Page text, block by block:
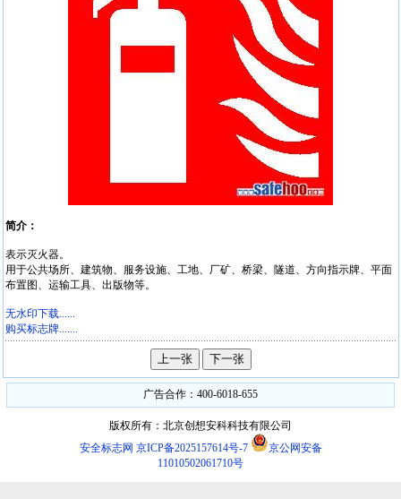
简介：
表示灭火器。
用于公共场所、建筑物、服务设施、工地、厂矿、桥梁、隧道、方向指示牌、平面
布置图、运输工具、出版物等。
无水印下载......
购买标志牌.......
广告合作：400-6018-655
版权所有：北京创想安科科技有限公司
安全标志网 京ICP备2025157614号-7
京公网安备
11010502061710号